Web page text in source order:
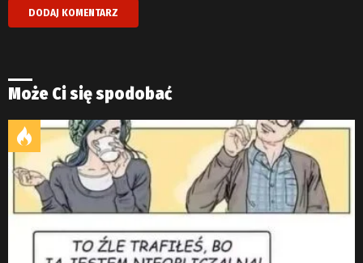
Może Ci się spodobać